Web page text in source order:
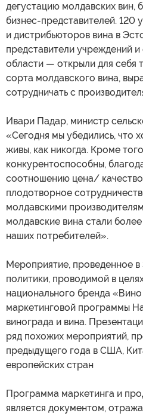
дегустацию молдавских вин,
бизнес-представителей. 120
и дистрибьюторов вина в
представители учреждений и
области — открыли для себя
сорта молдавского вина,
сотрудничать с
Ивари Падар, министр
«Сегодня мы убедились, что
живы, как никогда. Кроме
конкурентоспособны,
соотношению цена/
плодотворное
молдавскими
молдавские вина стали
наших потребителей».
Мероприятие, проведенное в
политики, проводимой в
национального бренда
маркетинговой программы
винограда и вина.
ряд похожих мероприятий,
предыдущего года в США,
европейских стран
Программа маркетинга и
является документом,